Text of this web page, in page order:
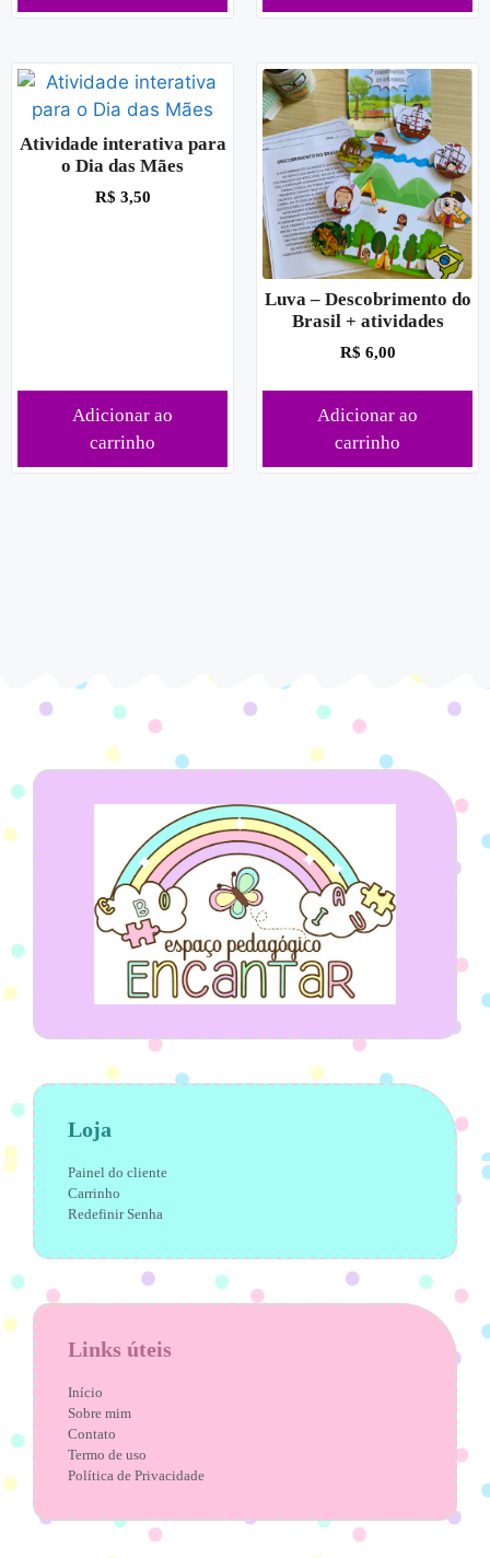
Atividade interativa para
o Dia das Mães
R$ 3,50
Adicionar ao
carrinho
Luva – Descobrimento do
Brasil + atividades
R$ 6,00
Adicionar ao
carrinho
Loja
Painel do cliente
Carrinho
Redefinir Senha
Links úteis
Início
Sobre mim
Contato
Termo de uso
Política de Privacidade